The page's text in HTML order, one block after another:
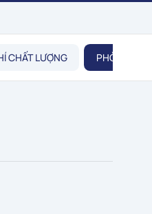
CHẤT LƯỢNG PHÒNG